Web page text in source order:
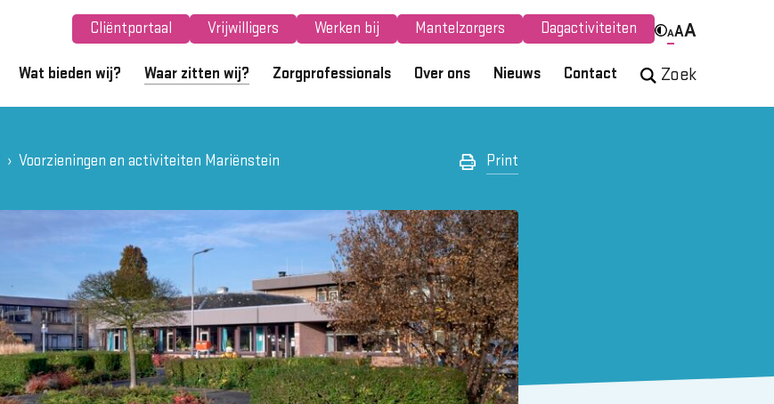
Cliëntportaal Vrijwilligers Werken bij Mantelzorgers Dagactiviteiten AAA
Wat bieden wij? Waar zitten wij? Zorgprofessionals Over ons Nieuws Contact Zoek
Voorzieningen en activiteiten Mariënstein Print